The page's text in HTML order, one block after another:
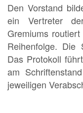
Den Vorstand
ein Vertreter
Gremiums
Reihenfolge. Die
Das Protokoll
am
jeweiligen